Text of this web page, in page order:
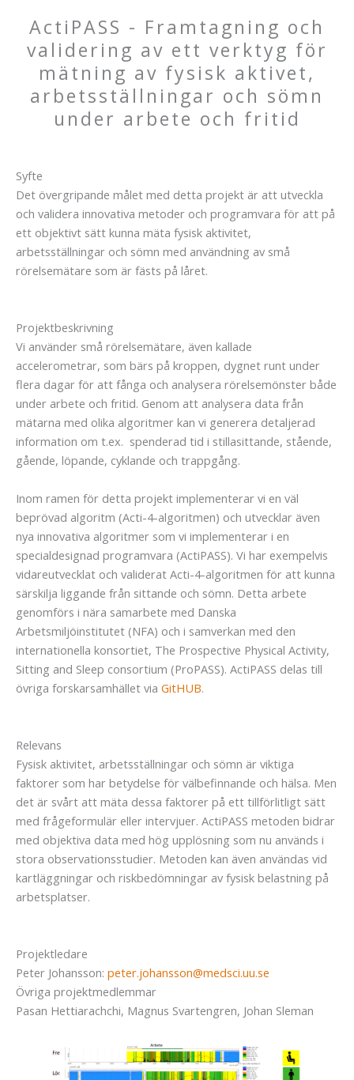
ActiPASS - Framtagning och
validering av ett verktyg för
mätning av fysisk aktivet,
arbetsställningar och sömn
under arbete och fritid
Syfte
Det övergripande målet med detta projekt är att utveckla
och validera innovativa metoder och programvara för att på
ett objektivt sätt kunna mäta fysisk aktivitet,
arbetsställningar och sömn med användning av små
rörelsemätare som är fästs på låret.
Projektbeskrivning
Vi använder små rörelsemätare, även kallade
accelerometrar, som bärs på kroppen, dygnet runt under
flera dagar för att fånga och analysera rörelsemönster både
under arbete och fritid. Genom att analysera data från
mätarna med olika algoritmer kan vi generera detaljerad
information om t.ex. spenderad tid i stillasittande, stående,
gående, löpande, cyklande och trappgång.
Inom ramen för detta projekt implementerar vi en väl
beprövad algoritm (Acti-4-algoritmen) och utvecklar även
nya innovativa algoritmer som vi implementerar i en
specialdesignad programvara (ActiPASS). Vi har exempelvis
vidareutvecklat och validerat Acti-4-algoritmen för att kunna
särskilja liggande från sittande och sömn. Detta arbete
genomförs i nära samarbete med Danska
Arbetsmiljöinstitutet (NFA) och i samverkan med den
internationella konsortiet, The Prospective Physical Activity,
Sitting and Sleep consortium (ProPASS). ActiPASS delas till
övriga forskarsamhället via GitHUB.
Relevans
Fysisk aktivitet, arbetsställningar och sömn är viktiga
faktorer som har betydelse för välbefinnande och hälsa. Men
det är svårt att mäta dessa faktorer på ett tillförlitligt sätt
med frågeformulär eller intervjuer. ActiPASS metoden bidrar
med objektiva data med hög upplösning som nu används i
stora observationsstudier. Metoden kan även användas vid
kartläggningar och riskbedömningar av fysisk belastning på
arbetsplatser.
Projektledare
Peter Johansson: peter.johansson@medsci.uu.se
Övriga projektmedlemmar
Pasan Hettiarachchi, Magnus Svartengren, Johan Sleman